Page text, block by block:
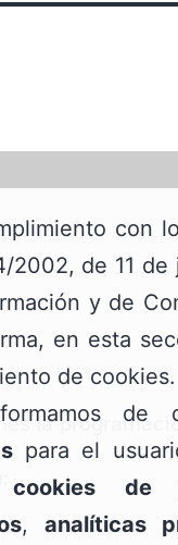
la
con
2002, de 11
y de
en esta
de cookies.
de
para el
cookies de
, analíticas